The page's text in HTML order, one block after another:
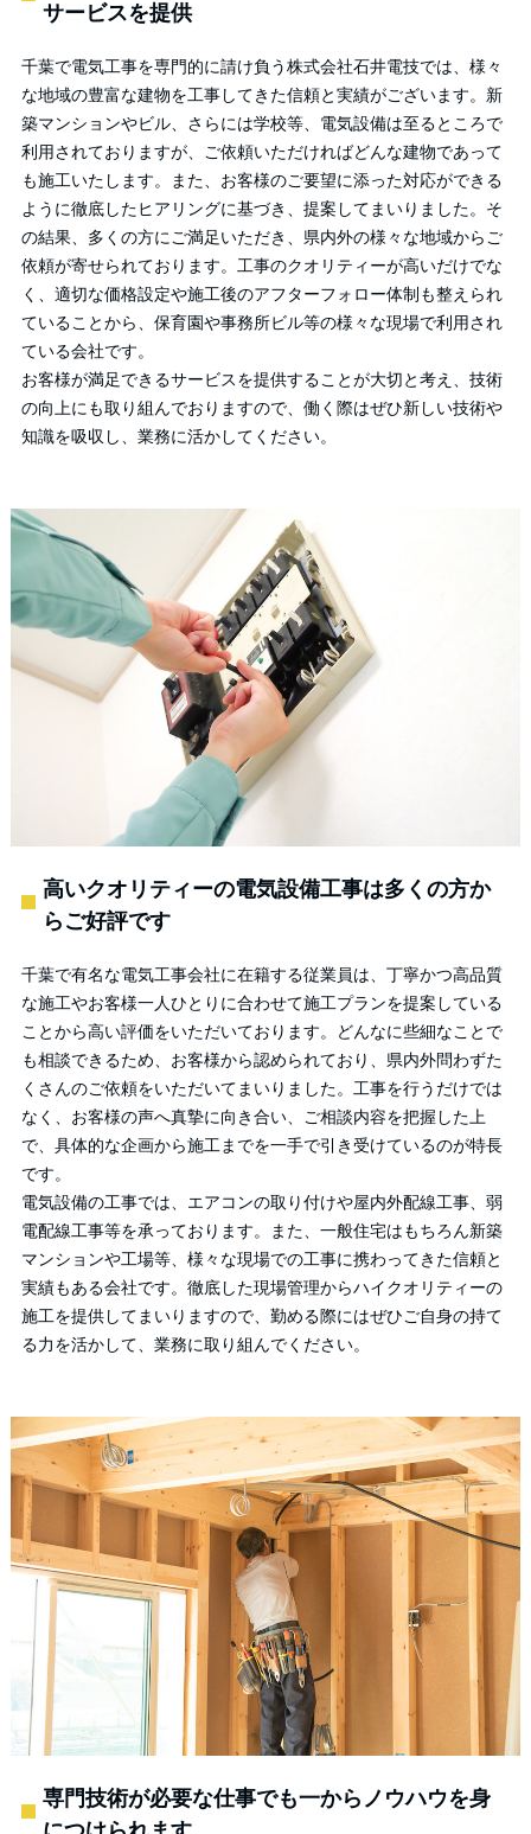
サービスを提供
千葉で電気工事を専門的に請け負う株式会社石井電技では、様々
な地域の豊富な建物を工事してきた信頼と実績がございます。新
築マンションやビル、さらには学校等、電気設備は至るところで
利用されておりますが、ご依頼いただければどんな建物であって
も施工いたします。また、お客様のご要望に添った対応ができる
ように徹底したヒアリングに基づき、提案してまいりました。そ
の結果、多くの方にご満足いただき、県内外の様々な地域からご
依頼が寄せられております。工事のクオリティーが高いだけでな
く、適切な価格設定や施工後のアフターフォロー体制も整えられ
ていることから、保育園や事務所ビル等の様々な現場で利用され
ている会社です。
お客様が満足できるサービスを提供することが大切と考え、技術
の向上にも取り組んでおりますので、働く際はぜひ新しい技術や
知識を吸収し、業務に活かしてください。
高いクオリティーの電気設備工事は多くの方か
らご好評です
千葉で有名な電気工事会社に在籍する従業員は、丁寧かつ高品質
な施工やお客様一人ひとりに合わせて施工プランを提案している
ことから高い評価をいただいております。どんなに些細なことで
も相談できるため、お客様から認められており、県内外問わずた
くさんのご依頼をいただいてまいりました。工事を行うだけでは
なく、お客様の声へ真摯に向き合い、ご相談内容を把握した上
で、具体的な企画から施工までを一手で引き受けているのが特長
です。
電気設備の工事では、エアコンの取り付けや屋内外配線工事、弱
電配線工事等を承っております。また、一般住宅はもちろん新築
マンションや工場等、様々な現場での工事に携わってきた信頼と
実績もある会社です。徹底した現場管理からハイクオリティーの
施工を提供してまいりますので、勤める際にはぜひご自身の持て
る力を活かして、業務に取り組んでください。
専門技術が必要な仕事でも一からノウハウを身
につけられます